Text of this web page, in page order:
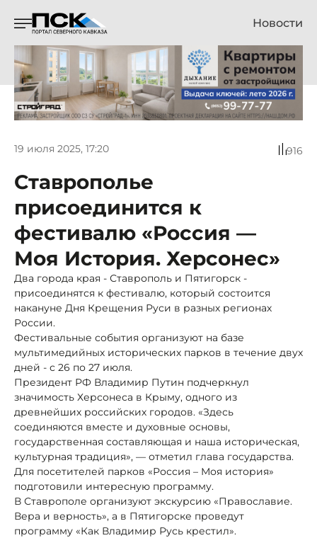
Новости
19 июля 2025, 17:20 916
Ставрополье
присоединится к
фестивалю «Россия —
Моя История. Херсонес»
Два города края - Ставрополь и Пятигорск -
присоединятся к фестивалю, который состоится
накануне Дня Крещения Руси в разных регионах
России.
Фестивальные события организуют на базе
мультимедийных исторических парков в течение двух
дней - с 26 по 27 июля.
Президент РФ Владимир Путин подчеркнул
значимость Херсонеса в Крыму, одного из
древнейших российских городов. «Здесь
соединяются вместе и духовные основы,
государственная составляющая и наша историческая,
культурная традиция», — отметил глава государства.
Для посетителей парков «Россия – Моя история»
подготовили интересную программу.
В Ставрополе организуют экскурсию «Православие.
Вера и верность», а в Пятигорске проведут
программу «Как Владимир Русь крестил».